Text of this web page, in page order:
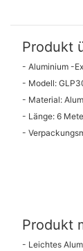
Produkt
- Aluminium -
- Modell:
- Material:
- Länge: 6
-
Produkt
- Leichtes